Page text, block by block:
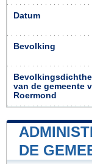
Datum
Bevolking
van de gemeente
Roermond
DE